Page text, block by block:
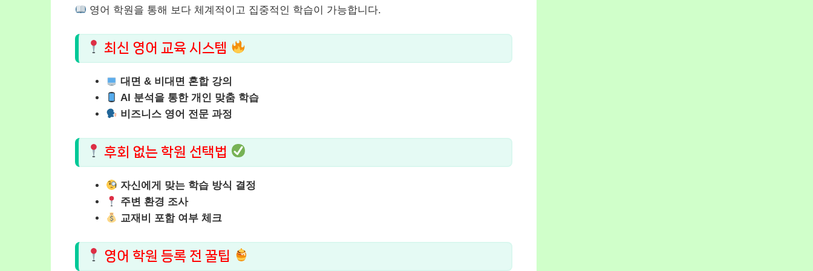
영어 학원을 통해 보다 체계적이고 집중적인 학습이 가능합니다.
최신 영어 교육 시스템
대면 & 비대면 혼합 강의
AI 분석을 통한 개인 맞춤 학습
비즈니스 영어 전문 과정
후회 없는 학원 선택법
자신에게 맞는 학습 방식 결정
주변 환경 조사
교재비 포함 여부 체크
영어 학원 등록 전 꿀팁